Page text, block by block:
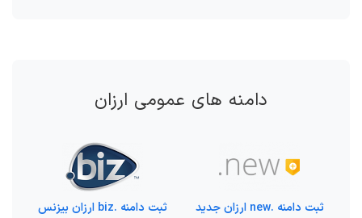
دامنه های عمومی ارزان
ثبت دامنه .new ارزان جدید
ثبت دامنه .biz ارزان بیزنس